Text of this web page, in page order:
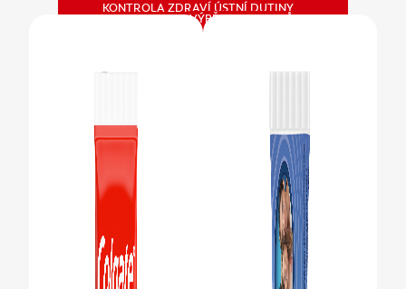
NAŠE POSLÁNÍ
PRO PROFESIONÁLY
KONTROLA ZDRAVÍ ÚSTNÍ DUTINY
VÝBĚR PRODUKTŮ